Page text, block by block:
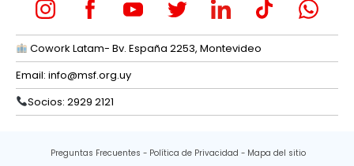
Cowork Latam- Bv. España 2253, Montevideo
Email: info@msf.org.uy
Socios: 2929 2121
Preguntas Frecuentes Política de Privacidad Mapa del sitio